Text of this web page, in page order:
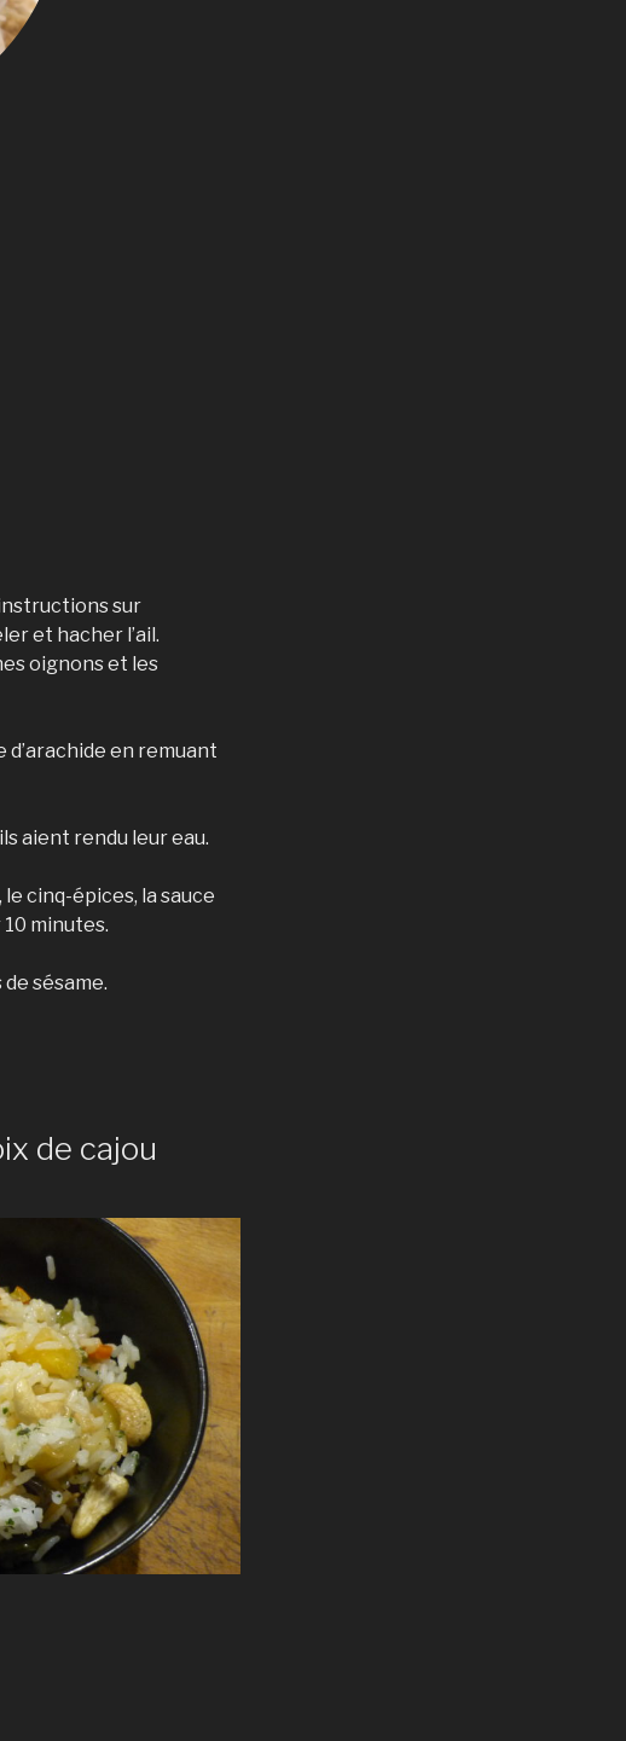
sur
et hacher l’ail.
oignons et les
d’arachide en remuant
aient rendu leur eau.
cinq-épices, la sauce
minutes.
sésame.
de cajou